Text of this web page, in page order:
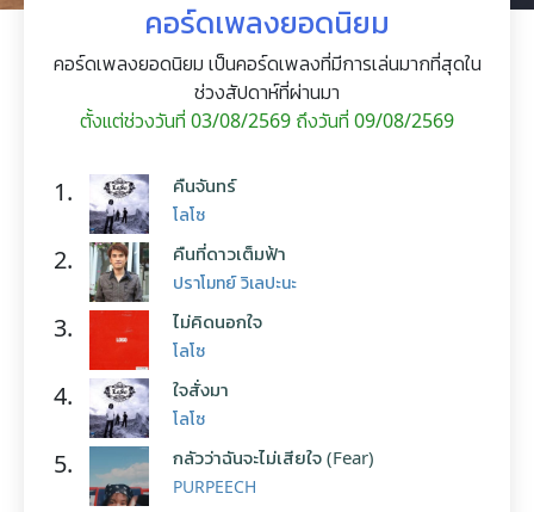
คอร์ดเพลงยอดนิยม
คอร์ดเพลงยอดนิยม เป็นคอร์ดเพลงที่มีการเล่นมากที่สุดใน
ช่วงสัปดาห์ที่ผ่านมา
ตั้งแต่ช่วงวันที่ 03/08/2569 ถึงวันที่ 09/08/2569
1. คืนจันทร์
โลโซ
2. คืนที่ดาวเต็มฟ้า
ปราโมทย์ วิเลปะนะ
3. ไม่คิดนอกใจ
โลโซ
4. ใจสั่งมา
โลโซ
5. กลัวว่าฉันจะไม่เสียใจ (Fear)
PURPEECH